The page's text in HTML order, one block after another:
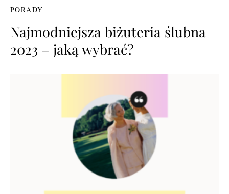
PORADY
Najmodniejsza biżuteria ślubna
2023 – jaką wybrać?